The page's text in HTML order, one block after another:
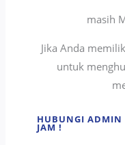
masih
Jika Anda
untuk
HUBUNGI ADMIN
JAM !